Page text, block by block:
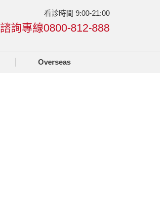
看診時間 9:00-21:00
諮詢專線0800-812-888
Overseas